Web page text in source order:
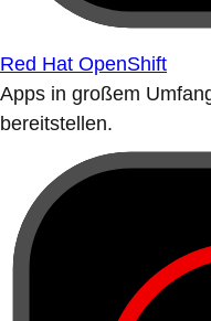
Red Hat OpenShift
Apps in großem
bereitstellen.